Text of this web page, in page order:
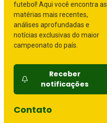
futebol! Aqui você encontra as
matérias mais recentes,
análises aprofundadas e
notícias exclusivas do maior
campeonato do país.
Receber
notificações
Contato